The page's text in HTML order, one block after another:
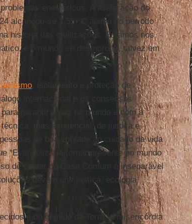
energéticos. A aceleração do
alcançou-se 1,55 °C acima do período
história das civilizações. Estamos nos
e o mundo se desmorona, talvez em
, isolamento e proteção de
internacional e os consensos
garantir a paz no mundo e com a
mas existencial, de justiça e
de boa vontade ao cuidado da vida
“Evangelizar é tornar presente no mundo
de cuidar da Casa Comum é inseparável
devem unir justiça, ecologia,
e do gemido da Terra, a misericórdia